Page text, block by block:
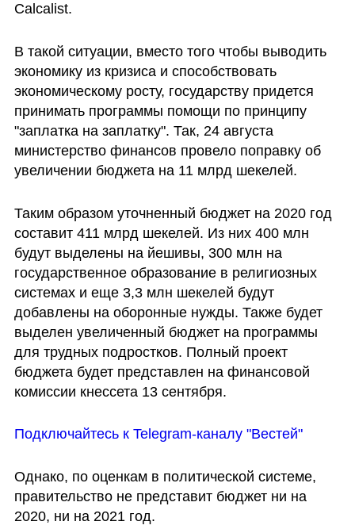
Calcalist.
В такой ситуации, вместо того чтобы выводить
экономику из кризиса и способствовать
экономическому росту, государству придется
принимать программы помощи по принципу
"заплатка на заплатку". Так, 24 августа
министерство финансов провело поправку об
увеличении бюджета на 11 млрд шекелей.
Таким образом уточненный бюджет на 2020 год
составит 411 млрд шекелей. Из них 400 млн
будут выделены на йешивы, 300 млн на
государственное образование в религиозных
системах и еще 3,3 млн шекелей будут
добавлены на оборонные нужды. Также будет
выделен увеличенный бюджет на программы
для трудных подростков. Полный проект
бюджета будет представлен на финансовой
комиссии кнессета 13 сентября.
Подключайтесь к Telegram-каналу "Вестей"
Однако, по оценкам в политической системе,
правительство не представит бюджет ни на
2020, ни на 2021 год.